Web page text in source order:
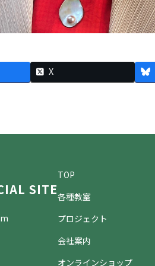
X
SITE
TOP
各種教室
プロジェクト
会社案内
オンラインショップ